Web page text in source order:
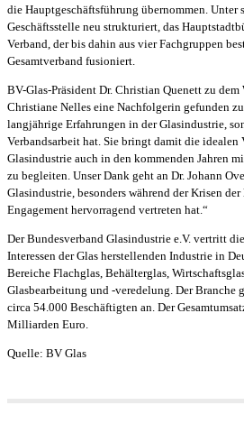
die Hauptgeschäftsführung übernommen. Unter
Geschäftsstelle neu strukturiert, das
Verband, der bis dahin aus vier Fachgruppen
Gesamtverband fusioniert.
BV-Glas-Präsident Dr. Christian Quenett zu
Christiane Nelles eine Nachfolgerin gefunden
langjährige Erfahrungen in der Glasindustrie,
Verbandsarbeit hat. Sie bringt damit die idealen
Glasindustrie auch in den kommenden Jahren
zu begleiten. Unser Dank geht an Dr. Johann
Glasindustrie, besonders während der Krisen
Engagement hervorragend vertreten hat.“
Der Bundesverband Glasindustrie e.V. vertritt
Interessen der Glas herstellenden Industrie in
Bereiche Flachglas, Behälterglas,
Glasbearbeitung und -veredelung. Der Branche
circa 54.000 Beschäftigten an. Der
Milliarden Euro.
Quelle: BV Glas